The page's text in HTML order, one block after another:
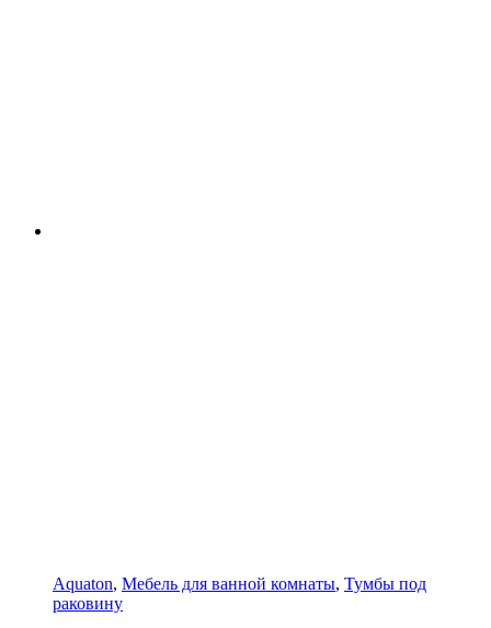
Aquaton, Мебель для ванной комнаты, Тумбы под
раковину